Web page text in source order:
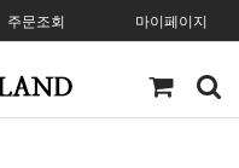
주문조회 마이페이지